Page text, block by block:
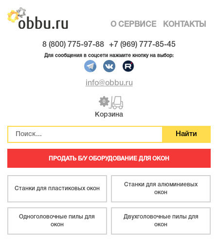
О СЕРВИСЕ КОНТАКТЫ
8 (800) 775-97-88 +7 (969) 777-85-45
Для сообщения в соцсети нажмите кнопку на выбор:
info@obbu.ru
0
Корзина
ПРОДАТЬ Б/У ОБОРУДОВАНИЕ ДЛЯ ОКОН
Станки для пластиковых окон
Станки для алюминиевых
окон
Одноголовочные пилы для
окон
Двухголовочные пилы для
окон